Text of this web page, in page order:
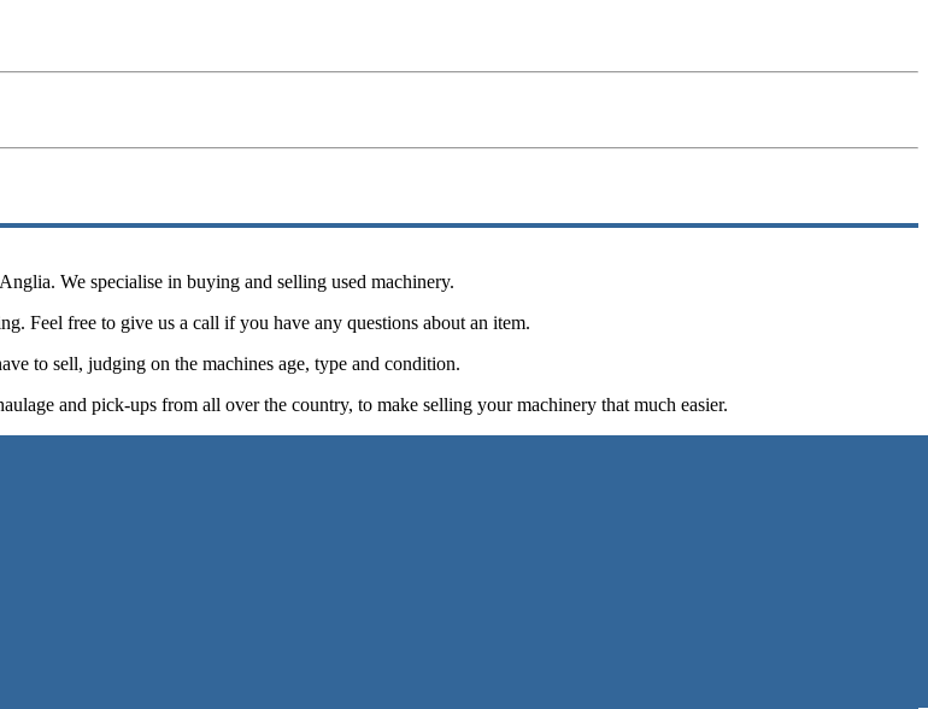
We specialise in buying and selling used machinery.
Feel free to give us a call if you have any questions about an item.
to sell, judging on the machines age, type and condition.
and pick-ups from all over the country, to make selling your machinery that much easier.